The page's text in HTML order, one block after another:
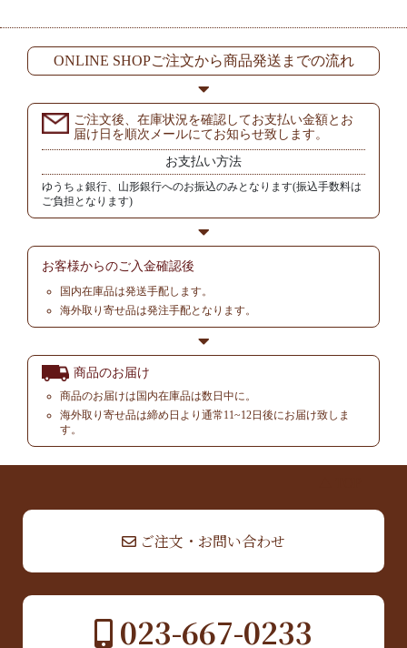
ONLINE SHOPご注文から商品発送までの流れ
ご注文後、在庫状況を確認してお支払い金額とお
届け日を順次メールにてお知らせ致します。
お支払い方法
ゆうちょ銀行、山形銀行へのお振込のみとなります(振込手数料は
ご負担となります)
お客様からのご入金確認後
国内在庫品は発送手配します。
海外取り寄せ品は発注手配となります。
商品のお届け
商品のお届けは国内在庫品は数日中に。
海外取り寄せ品は締め日より通常11~12日後にお届け致しま
す。
ご注文・お問い合わせ
023-667-0233